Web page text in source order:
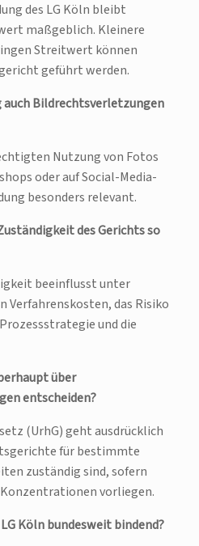
des LG Köln bleibt
maßgeblich. Kleinere
Streitwert können
geführt werden.
Bildrechtsverletzungen
Nutzung von Fotos
oder auf Social-Media-
besonders relevant.
des Gerichts so
beeinflusst unter
Verfahrenskosten, das Risiko
und die
über
entscheiden?
(UrhG) geht ausdrücklich
für bestimmte
zuständig sind, sofern
vorliegen.
Köln bundesweit bindend?